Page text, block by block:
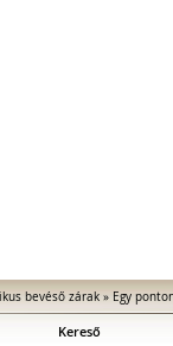
bevéső zárak» Egy
Kereső